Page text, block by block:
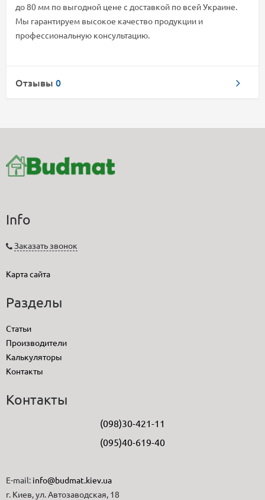
до 80 мм по выгодной цене с доставкой по всей Украине.
Мы гарантируем высокое качество продукции и
профессиональную консультацию.
Отзывы 0
Info
Заказать звонок
Карта сайта
Разделы
Статьи
Производители
Калькуляторы
Контакты
Контакты
(098)30-421-11
(095)40-619-40
E-mail: info@budmat.kiev.ua
г. Киев, ул. Автозаводская, 18